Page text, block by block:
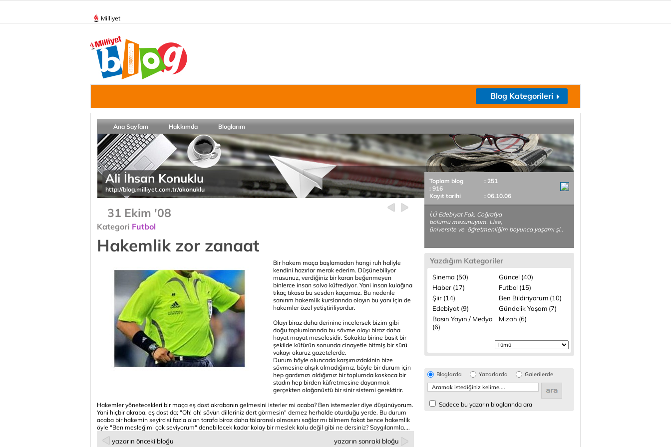
Milliyet
Blog Kategorileri
Ana Sayfam Hakkımda Bloglarım
Ali İhsan Konuklu
http://blog.milliyet.com.tr/akonuklu
31 Ekim '08
Kategori Futbol
Hakemlik zor zanaat
Bir hakem maça başlamadan hangi ruh haliyle
kendini hazırlar merak ederim. Düşünebiliyor
musunuz, verdiğiniz bir kararı beğenmeyen
binlerce insan solvo küfrediyor. Yani insan kulağına
tıkaç tıkasa bu sesden kaçamaz. Bu nedenle
sanırım hakemlik kurslarında olayın bu yanı için de
hakemler özel yetiştiriliyordur.
Olayı biraz daha derinine incelersek bizim gibi
doğu toplumlarında bu sövme olayı biraz daha
hayat mayat meselesidir. Sokakta birine basit bir
şekilde küfürün sonunda cinayetle bitmiş bir sürü
vakayı okuruz gazetelerde.
Durum böyle oluncada karşımızdakinin bize
sövmesine alışık olmadığımız, böyle bir durum için
hep gardımızı aldığımız bir toplumda koskoca bir
stadın hep birden küfretmesine dayanmak
gerçekten olağanüstü bir sinir sistemi gerektirir.
Hakemler yönetecekleri bir maça eş dost akrabanın gelmesini isterler mi acaba? Ben istemezler diye düşünüyorum.
Yani hiçbir akraba, eş dost da; "Oh! oh! sövün dilleriniz dert görmesin" demez herhalde oturduğu yerde. Bu durum
acaba bir hakemin seyircisi fazla olan tarafa biraz daha tölaranslı olmasını sağlar mı bilmem fakat bence hakemlik
öyle "Ben mesleğimi çok seviyorum" denebilecek kadar kolay bir meslek kolu değil gibi ne dersiniz? Saygılarımla....
yazarın önceki bloğu yazarın sonraki bloğu
Toplam blog
: 251
: 916
Kayıt tarihi
: 06.10.06
İ.Ü Edebiyat Fak. Coğrafya
bölümü mezunuyum. Lise,
üniversite ve öğretmenliğim boyunca yaşamı şi..
Yazdığım Kategoriler
Sinema (50)
Güncel (40)
Haber (17)
Futbol (15)
Şiir (14)
Ben Bildiriyorum (10)
Edebiyat (9)
Gündelik Yaşam (7)
Basın Yayın / Medya
(6)
Mizah (6)
Bloglarda Yazarlarda Galerilerde
Sadece bu yazarın bloglarında ara